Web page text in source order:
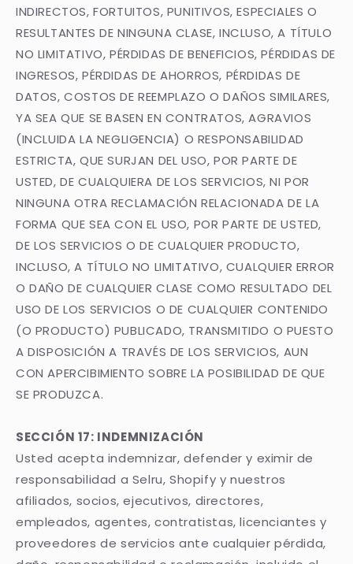
INDIRECTOS, FORTUITOS, PUNITIVOS, ESPECIALES O
RESULTANTES DE NINGUNA CLASE, INCLUSO, A TÍTULO
NO LIMITATIVO, PÉRDIDAS DE BENEFICIOS, PÉRDIDAS DE
INGRESOS, PÉRDIDAS DE AHORROS, PÉRDIDAS DE
DATOS, COSTOS DE REEMPLAZO O DAÑOS SIMILARES,
YA SEA QUE SE BASEN EN CONTRATOS, AGRAVIOS
(INCLUIDA LA NEGLIGENCIA) O RESPONSABILIDAD
ESTRICTA, QUE SURJAN DEL USO, POR PARTE DE
USTED, DE CUALQUIERA DE LOS SERVICIOS, NI POR
NINGUNA OTRA RECLAMACIÓN RELACIONADA DE LA
FORMA QUE SEA CON EL USO, POR PARTE DE USTED,
DE LOS SERVICIOS O DE CUALQUIER PRODUCTO,
INCLUSO, A TÍTULO NO LIMITATIVO, CUALQUIER ERROR
O DAÑO DE CUALQUIER CLASE COMO RESULTADO DEL
USO DE LOS SERVICIOS O DE CUALQUIER CONTENIDO
(O PRODUCTO) PUBLICADO, TRANSMITIDO O PUESTO
A DISPOSICIÓN A TRAVÉS DE LOS SERVICIOS, AUN
CON APERCIBIMIENTO SOBRE LA POSIBILIDAD DE QUE
SE PRODUZCA.
SECCIÓN 17: INDEMNIZACIÓN
Usted acepta indemnizar, defender y eximir de
responsabilidad a Selru, Shopify y nuestros
afiliados, socios, ejecutivos, directores,
empleados, agentes, contratistas, licenciantes y
proveedores de servicios ante cualquier pérdida,